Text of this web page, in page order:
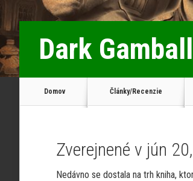
Dark
Domov Články/Recenzie
Zverejnené v jún
Nedávno se dostala na trh kniha,